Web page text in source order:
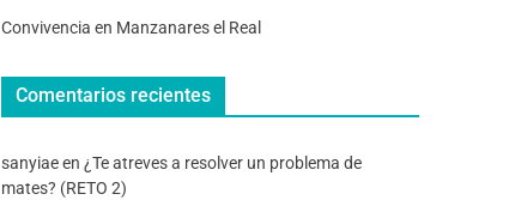
Convivencia en Manzanares el Real
Comentarios recientes
sanyiaeen ¿Te atreves a resolver un problema de
mates? (RETO 2)